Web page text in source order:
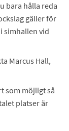
bara hålla reda
gäller för
simhallen vid
Marcus Hall,
som möjligt så
platser är